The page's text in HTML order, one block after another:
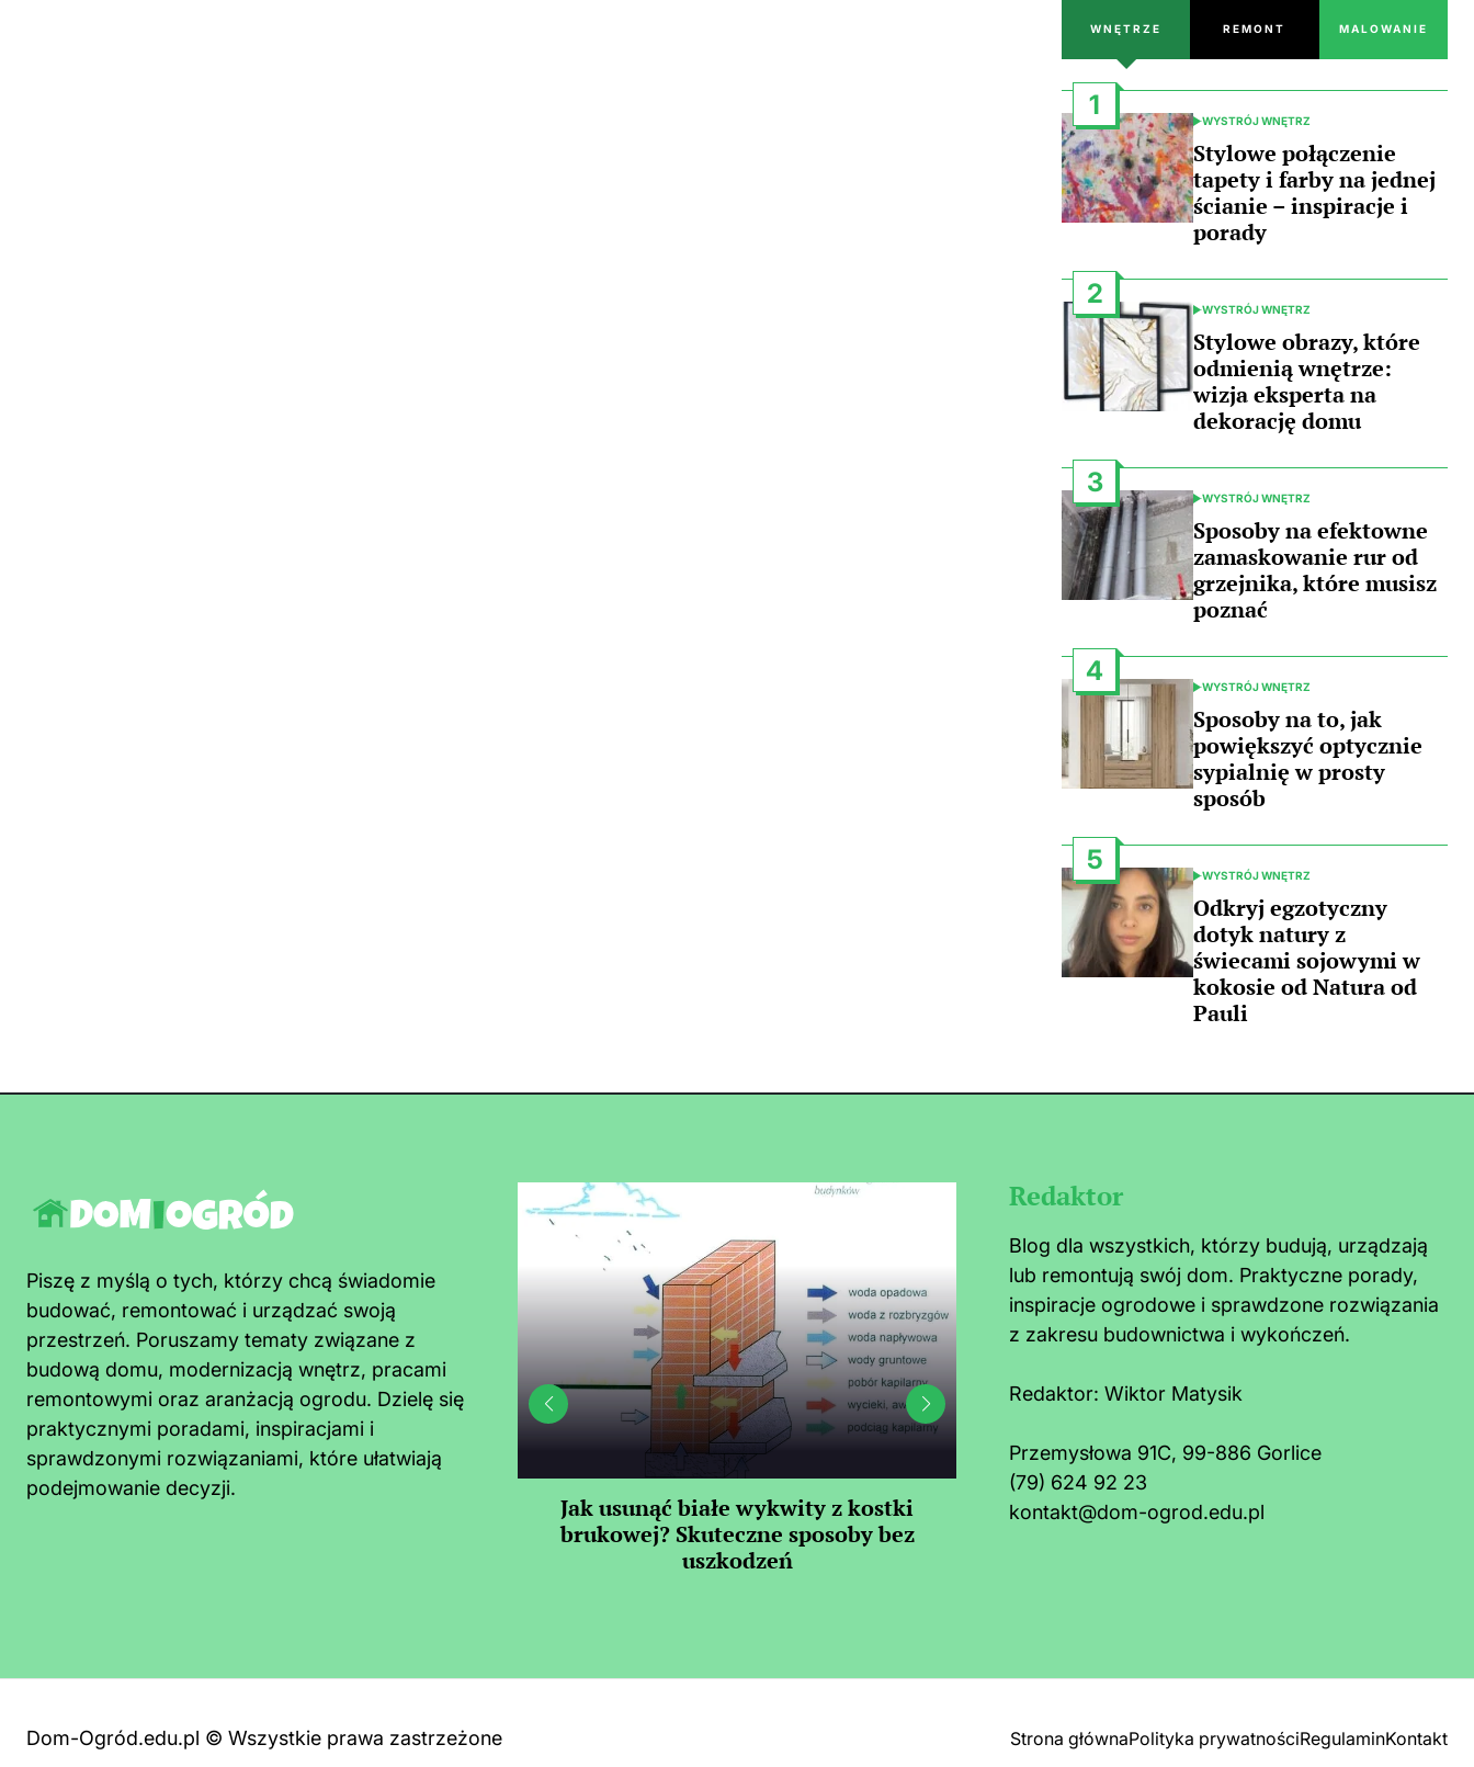
WNĘTRZE REMONT MALOWANIE
1
POSTED
IN
WYSTRÓJ WNĘTRZ
Stylowe połączenie
tapety i farby na jednej
ścianie – inspiracje i
porady
2
POSTED
IN
WYSTRÓJ WNĘTRZ
Stylowe obrazy, które
odmienią wnętrze:
wizja eksperta na
dekorację domu
3
POSTED
IN
WYSTRÓJ WNĘTRZ
Sposoby na efektowne
zamaskowanie rur od
grzejnika, które musisz
poznać
4
POSTED
IN
WYSTRÓJ WNĘTRZ
Sposoby na to, jak
powiększyć optycznie
sypialnię w prosty
sposób
5
POSTED
IN
WYSTRÓJ WNĘTRZ
Odkryj egzotyczny
dotyk natury z
świecami sojowymi w
kokosie od Natura od
Pauli
Piszę z myślą o tych, którzy chcą świadomie
budować, remontować i urządzać swoją
przestrzeń. Poruszamy tematy związane z
budową domu, modernizacją wnętrz, pracami
remontowymi oraz aranżacją ogrodu. Dzielę się
praktycznymi poradami, inspiracjami i
sprawdzonymi rozwiązaniami, które ułatwiają
podejmowanie decyzji.
Jak usunąć glony z kostki brukowej?
Jak usunąć białe wykwity z kostki
brukowej? Skuteczne sposoby bez
uszkodzeń
Ile kosztuje 1 m² dachu? Ceny materiałów
Redaktor
Blog dla wszystkich, którzy budują, urządzają
lub remontują swój dom. Praktyczne porady,
inspiracje ogrodowe i sprawdzone rozwiązania
z zakresu budownictwa i wykończeń.
Redaktor: Wiktor Matysik
Przemysłowa 91C, 99-886 Gorlice
(79) 624 92 23
kontakt@dom-ogrod.edu.pl
Dom-Ogród.edu.pl © Wszystkie prawa zastrzeżone Strona głównaPolityka prywatnościRegulaminKontakt